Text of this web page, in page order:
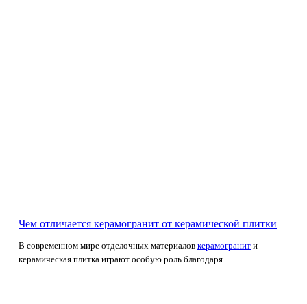
Чем отличается керамогранит от керамической плитки
В современном мире отделочных материалов керамогранит и
керамическая плитка играют особую роль благодаря...